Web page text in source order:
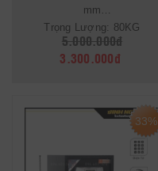
mm
Trọng Lượng: 80KG
5.000.000đ
3.300.000đ
33%